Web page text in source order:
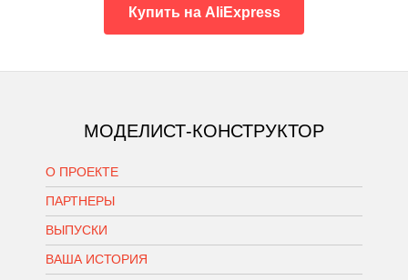
Купить на AliExpress
МОДЕЛИСТ-КОНСТРУКТОР
О ПРОЕКТЕ
ПАРТНЕРЫ
ВЫПУСКИ
ВАША ИСТОРИЯ